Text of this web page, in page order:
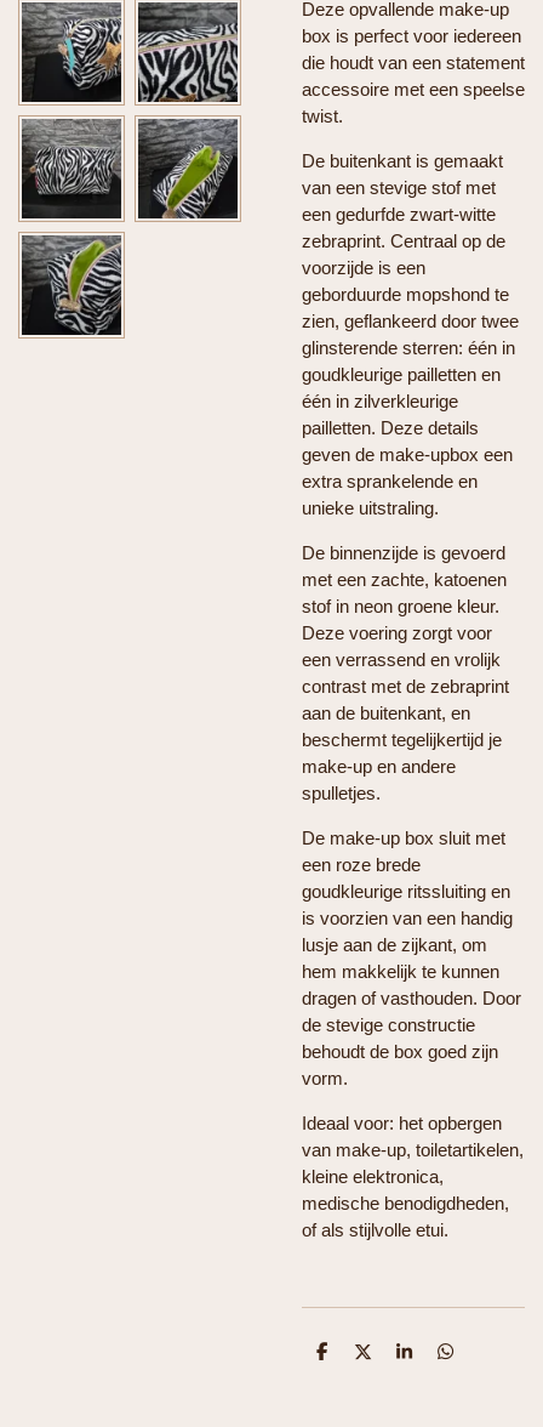
Deze opvallende make-up
box is perfect voor iedereen
die houdt van een statement
accessoire met een speelse
twist.
De buitenkant is gemaakt
van een stevige stof met
een gedurfde zwart-witte
zebraprint. Centraal op de
voorzijde is een
geborduurde mopshond te
zien, geflankeerd door twee
glinsterende sterren: één in
goudkleurige pailletten en
één in zilverkleurige
pailletten. Deze details
geven de make-upbox een
extra sprankelende en
unieke uitstraling.
De binnenzijde is gevoerd
met een zachte, katoenen
stof in neon groene kleur.
Deze voering zorgt voor
een verrassend en vrolijk
contrast met de zebraprint
aan de buitenkant, en
beschermt tegelijkertijd je
make-up en andere
spulletjes.
De make-up box sluit met
een roze brede
goudkleurige ritssluiting en
is voorzien van een handig
lusje aan de zijkant, om
hem makkelijk te kunnen
dragen of vasthouden. Door
de stevige constructie
behoudt de box goed zijn
vorm.
Ideaal voor: het opbergen
van make-up, toiletartikelen,
kleine elektronica,
medische benodigdheden,
of als stijlvolle etui.
D
D
S
D